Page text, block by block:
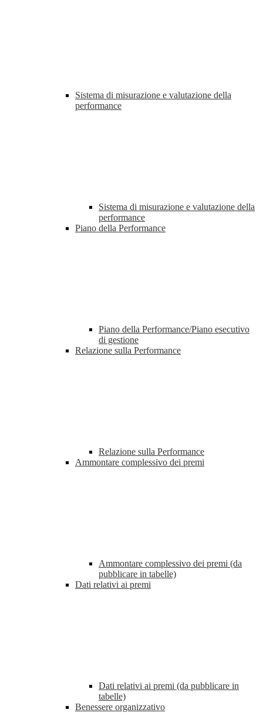
Sistema di misurazione e valutazione della
performance
Sistema di misurazione e valutazione della
performance
Piano della Performance
Piano della Performance/Piano esecutivo
di gestione
Relazione sulla Performance
Relazione sulla Performance
Ammontare complessivo dei premi
Ammontare complessivo dei premi (da
pubblicare in tabelle)
Dati relativi ai premi
Dati relativi ai premi (da pubblicare in
tabelle)
Benessere organizzativo